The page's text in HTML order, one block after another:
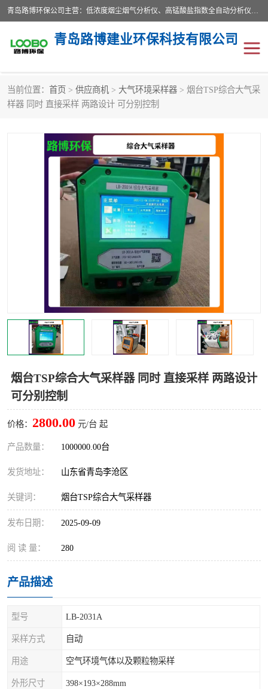
青岛路博环保公司主营：低浓度烟尘烟气分析仪、高锰酸盐指数全自动分析仪、便携式超声波明渠流量计、便携式水质采样器、恒温恒湿称重系统、手持式油烟检测仪等;是一家集环保科研、设计、生产、维护、销售和系统集成为一体的综合性高科技企业。路博人秉承"科学技术是第一生产力的重要理念，倡导环境友好型的生产、生活和消费方式。
青岛路博建业环保科技有限公司
当前位置： 首页 > 供应商机 > 大气环境采样器 > 烟台TSP综合大气采
样器 同时 直接采样 两路设计 可分别控制
烟台TSP综合大气采样器 同时 直接采样 两路设计
可分别控制
价格： 2800.00 元/台 起
产品数量： 1000000.00台
发货地址： 山东省青岛李沧区
关键词： 烟台TSP综合大气采样器
发布日期： 2025-09-09
阅 读 量： 280
产品描述
型号 LB-2031A
采样方式 自动
用途 空气环境气体以及颗粒物采样
外形尺寸 398×193×288mm
生物安全柜 气体检测仪
水质检测仪 手持式油烟检测仪
恒温恒湿称重系统 二恶英采集器
实验室仪器 LB-8110降水降尘采样器
便携式水质采样器 LB-7035油气回收
便携式超声波明渠流量计 大气环境采样器
LB-4200高锰酸盐指数仪 LB-62便携式烟气分析仪
烟尘烟气设备 大气采样器
粉尘设备
新宇宙仪器
烟尘净化器